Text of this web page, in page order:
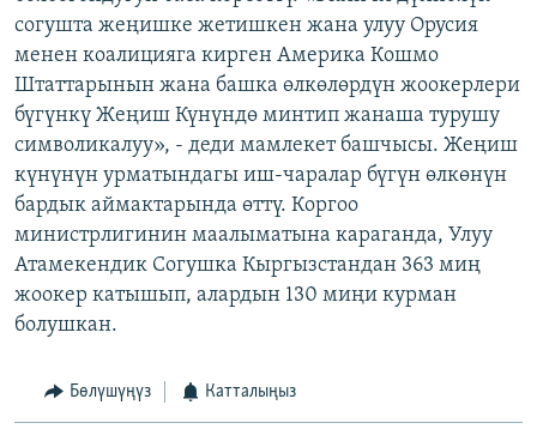
согушта жеңишке жетишкен жана улуу Орусия
менен коалицияга кирген Америка Кошмо
Штаттарынын жана башка өлкөлөрдүн жоокерлери
бүгүнкү Жеңиш Күнүндө минтип жанаша турушу
символикалуу», - деди мамлекет башчысы. Жеңиш
күнүнүн урматындагы иш-чаралар бүгүн өлкөнүн
бардык аймактарында өттү. Коргоо
министрлигинин маалыматына караганда, Улуу
Атамекендик Согушка Кыргызстандан 363 миң
жоокер катышып, алардын 130 миңи курман
болушкан.
Бөлүшүңүз Катталыңыз